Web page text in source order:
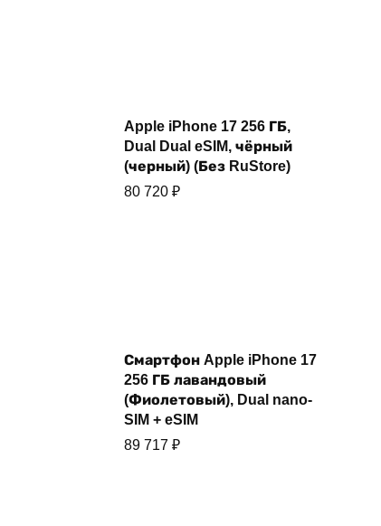
Купить
Apple iPhone 17 256 ГБ,
Dual Dual eSIM, чёрный
(черный) (Без RuStore)
80 720 ₽
Купить
Смартфон Apple iPhone 17
256 ГБ лавандовый
(Фиолетовый), Dual nano-
SIM + eSIM
89 717 ₽